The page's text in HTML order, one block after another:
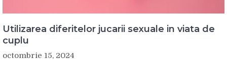
Utilizarea diferitelor jucarii sexuale in viata de
cuplu
octombrie 15, 2024